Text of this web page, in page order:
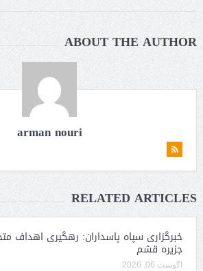
ABOUT THE AUTHOR
arman nouri
RELATED ARTICLES
خبرگزاری سپاه پاسداران: رهگیری اهداف
جزیره قشم
آگوست 06, 2026